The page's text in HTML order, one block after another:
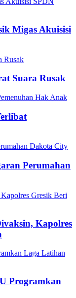
Migas Akuisisi
Suara Rusak
Perumahan
Kapolres
Programkan